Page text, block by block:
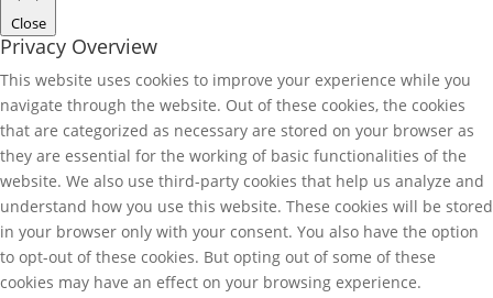
Close
Privacy Overview
This website uses cookies to improve your experience while you
navigate through the website. Out of these cookies, the cookies
that are categorized as necessary are stored on your browser as
they are essential for the working of basic functionalities of the
website. We also use third-party cookies that help us analyze and
understand how you use this website. These cookies will be stored
in your browser only with your consent. You also have the option
to opt-out of these cookies. But opting out of some of these
cookies may have an effect on your browsing experience.